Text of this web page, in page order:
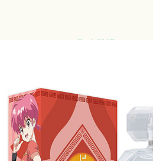
￥4,950
ドタバタ格闘ラブコメディー！
TVアニメ「らんま1/2」より、キャ